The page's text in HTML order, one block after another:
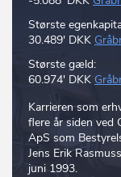
Største
30.489' DKK
Største gæld:
60.974' DKK
Karrieren som
flere år siden ved
ApS som
Jens Erik
juni 1993.